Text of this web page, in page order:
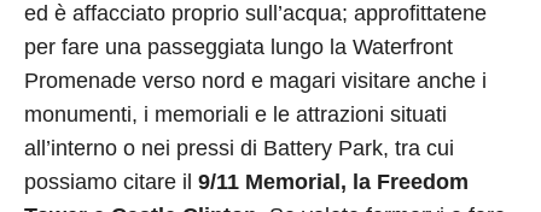
ed è affacciato proprio sull’acqua; approfittatene
per fare una passeggiata lungo la Waterfront
Promenade verso nord e magari visitare anche i
monumenti, i memoriali e le attrazioni situati
all’interno o nei pressi di Battery Park, tra cui
possiamo citare il 9/11 Memorial, la Freedom